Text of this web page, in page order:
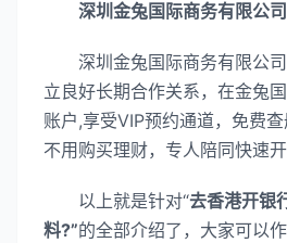
深圳金兔国际商务有限公司
深圳金兔国际商务有限公司
立良好长期合作关系，在金兔
账户,享受VIP预约通道，免费查
不用购买理财，专人陪同快速开
以上就是针对“去香港开银
料?”的全部介绍了，大家可以